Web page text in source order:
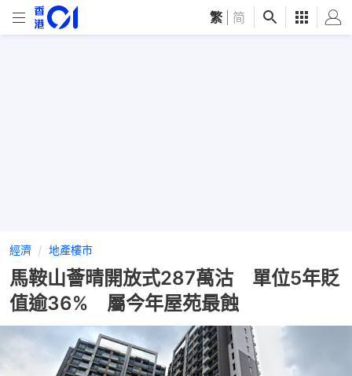
繁 简
經濟 地產樓市
馬鞍山薈晴開放式287萬沽 單位5年貶
值逾36% 屬今年屋苑最蝕